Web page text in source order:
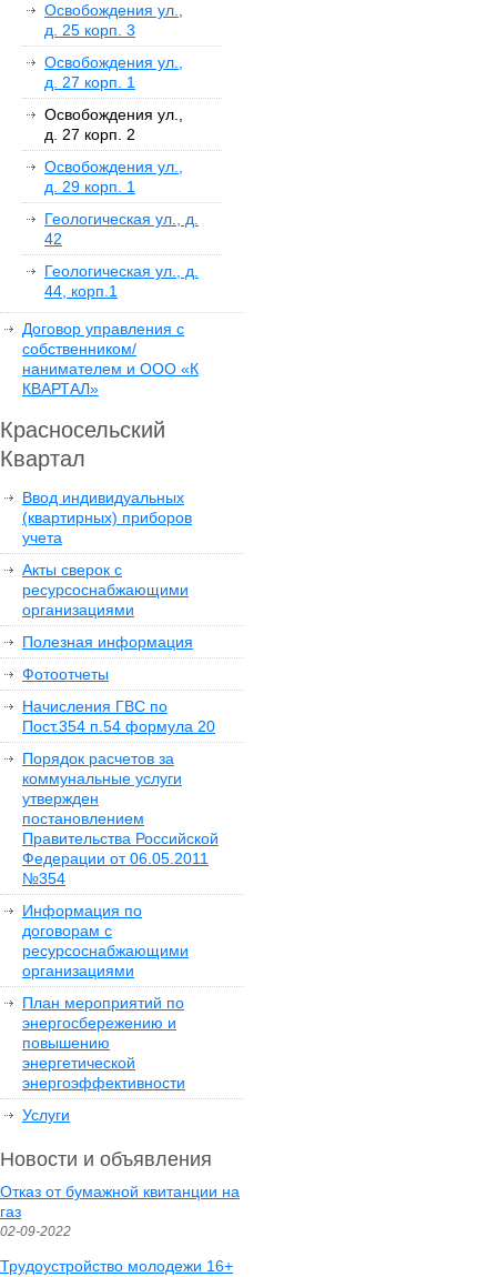
Освобождения ул.,
д. 25 корп. 3
Освобождения ул.,
д. 27 корп. 1
Освобождения ул.,
д. 27 корп. 2
Освобождения ул.,
д. 29 корп. 1
Геологическая ул., д.
42
Геологическая ул., д.
44, корп.1
Договор управления с
собственником/
нанимателем и ООО «К
КВАРТАЛ»
Красносельский
Квартал
Ввод индивидуальных
(квартирных) приборов
учета
Акты сверок с
ресурсоснабжающими
организациями
Полезная информация
Фотоотчеты
Начисления ГВС по
Пост.354 п.54 формула 20
Порядок расчетов за
коммунальные услуги
утвержден
постановлением
Правительства Российской
Федерации от 06.05.2011
№354
Информация по
договорам с
ресурсоснабжающими
организациями
План мероприятий по
энергосбережению и
повышению
энергетической
энергоэффективности
Услуги
Новости и объявления
Отказ от бумажной квитанции на
газ
02-09-2022
Трудоустройство молодежи 16+